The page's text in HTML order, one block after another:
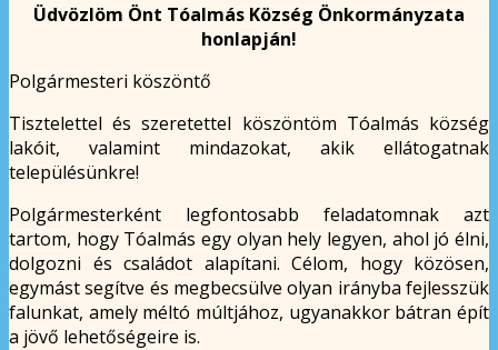
Üdvözlöm Önt Tóalmás Község Önkormányzata
honlapján!
Polgármesteri köszöntő
Tisztelettel és szeretettel köszöntöm Tóalmás község
lakóit, valamint mindazokat, akik ellátogatnak
településünkre!
Polgármesterként legfontosabb feladatomnak azt
tartom, hogy Tóalmás egy olyan hely legyen, ahol jó élni,
dolgozni és családot alapítani. Célom, hogy közösen,
egymást segítve és megbecsülve olyan irányba fejlesszük
falunkat, amely méltó múltjához, ugyanakkor bátran épít
a jövő lehetőségeire is.